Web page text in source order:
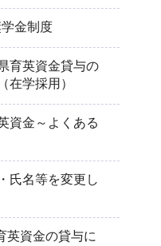
金制度
育英資金貸与の
在学採用）
資金～よくある
氏名等を変更し
英資金の貸与に